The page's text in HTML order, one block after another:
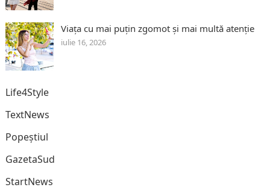
Viața cu mai puțin zgomot și mai multă atenție
iulie 16, 2026
Life4Style
TextNews
Popeștiul
GazetaSud
StartNews